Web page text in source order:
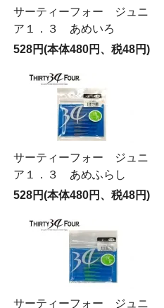
サーティーフォー ジュニ
ア１．３ あめいろ
528円(本体480円、税48円)
サーティーフォー ジュニ
ア１．３ あめふらし
528円(本体480円、税48円)
サーティーフォー ジュニ